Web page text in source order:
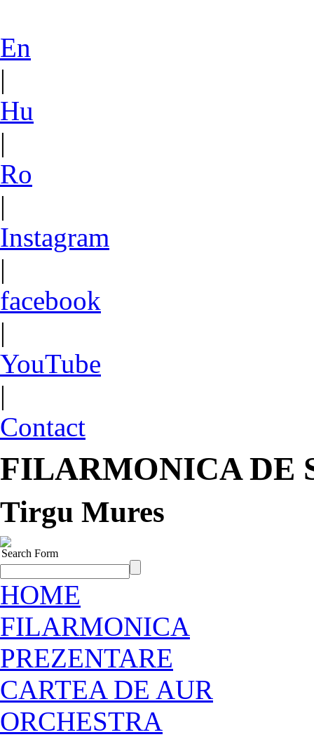
En
|
Hu
|
Ro
|
Instagram
|
facebook
|
YouTube
|
Contact
FILARMONICA DE
Tirgu Mures
Search Form
HOME
FILARMONICA
PREZENTARE
CARTEA DE AUR
ORCHESTRA